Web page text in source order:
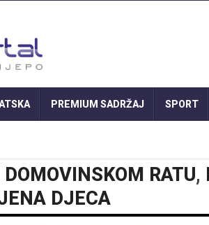
PREMIUM SADRŽAJ SPORT
DOMOVINSKOM RATU,
DJECA